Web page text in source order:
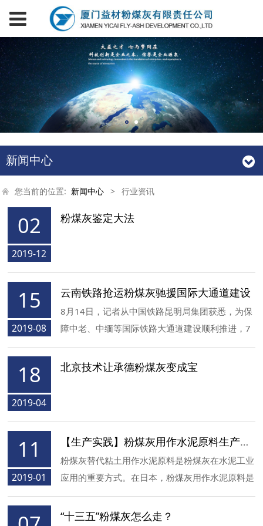
新闻中心
您当前的位置: 新闻中心 > 行业资讯
02
2019-12
粉煤灰鉴定大法
15
2019-08
云南铁路抢运粉煤灰驰援国际大通道建设
8月14日，记者从中国铁路昆明局集团获悉，为保
障中老、中缅等国际铁路大通道建设顺利推进，7
月份以来，中国铁路昆明局集团已抢运3.8万吨粉
煤灰等铁路建设物资投放施工一线。
18
2019-04
北京技术让承德粉煤灰变成宝
11
2019-01
【生产实践】粉煤灰用作水泥原料生产实例
粉煤灰替代粘土用作水泥原料是粉煤灰在水泥工业
应用的重要方式。在日本，粉煤灰用作水泥原料是
粉煤灰最主要的利用途径。根据日本煤炭能源中心
资料，在粉煤灰有效用途中，水泥行业占了约
“十三五”粉煤灰怎么走？